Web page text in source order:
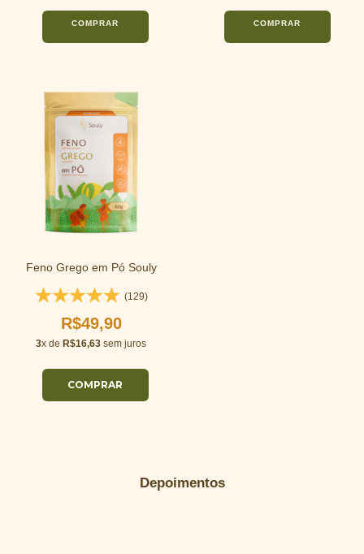
COMPRAR COMPRAR
Feno Grego em Pó Souly
(129)
R$49,90
3x de R$16,63 sem juros
Depoimentos